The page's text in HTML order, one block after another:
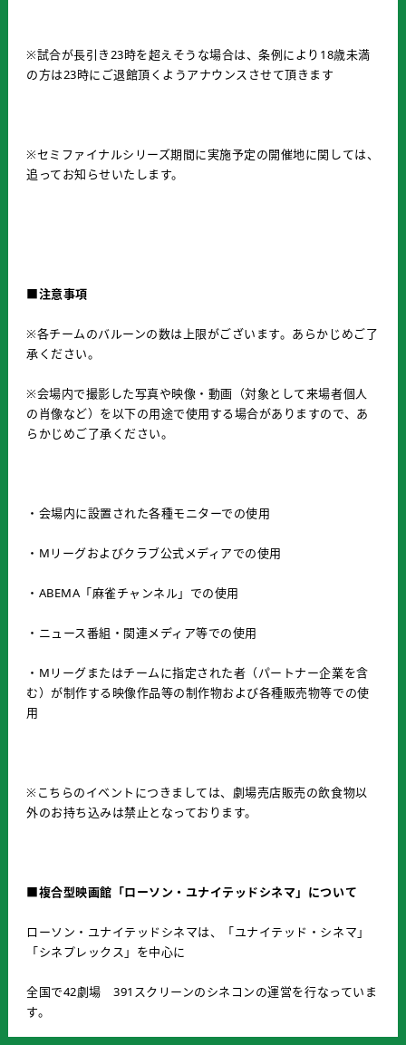
※試合が長引き23時を超えそうな場合は、条例により18歳未満
の方は23時にご退館頂くようアナウンスさせて頂きます
※セミファイナルシリーズ期間に実施予定の開催地に関しては、
追ってお知らせいたします。
■注意事項
※各チームのバルーンの数は上限がございます。あらかじめご了
承ください。
※会場内で撮影した写真や映像・動画（対象として来場者個人
の肖像など）を以下の用途で使用する場合がありますので、あ
らかじめご了承ください。
・会場内に設置された各種モニターでの使用
・Mリーグおよびクラブ公式メディアでの使用
・ABEMA「麻雀チャンネル」での使用
・ニュース番組・関連メディア等での使用
・Mリーグまたはチームに指定された者（パートナー企業を含
む）が制作する映像作品等の制作物および各種販売物等での使
用
※こちらのイベントにつきましては、劇場売店販売の飲食物以
外のお持ち込みは禁止となっております。
■複合型映画館「ローソン・ユナイテッドシネマ」について
ローソン・ユナイテッドシネマは、「ユナイテッド・シネマ」
「シネプレックス」を中心に
全国で42劇場 391スクリーンのシネコンの運営を行なっていま
す。